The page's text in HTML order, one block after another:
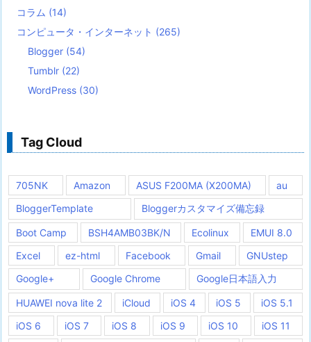
コラム (14)
コンピュータ・インターネット (265)
Blogger (54)
Tumblr (22)
WordPress (30)
Tag Cloud
705NK Amazon ASUS F200MA (X200MA)
au
BloggerTemplate
Bloggerカスタマイズ備忘録
Boot Camp BSH4AMB03BK/N Ecolinux
EMUI 8.0
Excel
ez-html Facebook Gmail
GNUstep
Google+
Google Chrome Google日本語入力
HUAWEI nova lite 2 iCloud iOS 4 iOS 5
iOS 5.1
iOS 6
iOS 7 iOS 8 iOS 9 iOS 10
iOS 11